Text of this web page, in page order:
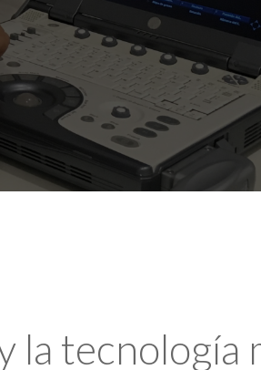
la tecnología